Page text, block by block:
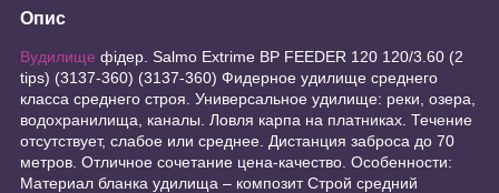
Опис
Вудилище фідер. Salmo Extrime BP FEEDER 120 120/3.60 (2
tips) (3137-360) (3137-360) Фидерное удилище среднего
класса среднего строя. Универсальное удилище: реки, озера,
водохранилища, каналы. Ловля карпа на платниках. Течение
отсутствует, слабое или среднее. Дистанция заброса до 70
метров. Отличное сочетание цена-качество. Особенности:
Материал бланка удилища – композит Строй средний